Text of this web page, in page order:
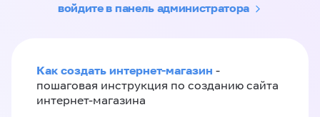
войдите в панель администратора
Как создать интернет-магазин -
пошаговая инструкция по созданию сайта
интернет-магазина